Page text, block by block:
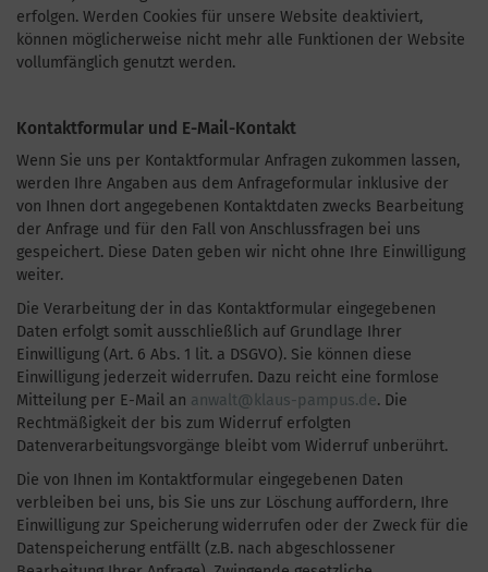
erfolgen. Werden Cookies für unsere Website deaktiviert,
können möglicherweise nicht mehr alle Funktionen der Website
vollumfänglich genutzt werden.
Kontaktformular und E-Mail-Kontakt
Wenn Sie uns per Kontaktformular Anfragen zukommen lassen,
werden Ihre Angaben aus dem Anfrageformular inklusive der
von Ihnen dort angegebenen Kontaktdaten zwecks Bearbeitung
der Anfrage und für den Fall von Anschlussfragen bei uns
gespeichert. Diese Daten geben wir nicht ohne Ihre Einwilligung
weiter.
Die Verarbeitung der in das Kontaktformular eingegebenen
Daten erfolgt somit ausschließlich auf Grundlage Ihrer
Einwilligung (Art. 6 Abs. 1 lit. a DSGVO). Sie können diese
Einwilligung jederzeit widerrufen. Dazu reicht eine formlose
Mitteilung per E-Mail an anwalt@klaus-pampus.de. Die
Rechtmäßigkeit der bis zum Widerruf erfolgten
Datenverarbeitungsvorgänge bleibt vom Widerruf unberührt.
Die von Ihnen im Kontaktformular eingegebenen Daten
verbleiben bei uns, bis Sie uns zur Löschung auffordern, Ihre
Einwilligung zur Speicherung widerrufen oder der Zweck für die
Datenspeicherung entfällt (z.B. nach abgeschlossener